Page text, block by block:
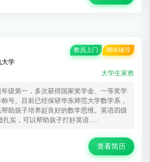
教员上门 网络辅导
大学
大学生家教
级第一，多次获得国家奖学金、一等奖学
号。目前已经保研华东师范大学数学系，
助孩子培养起良好的数学思维。英语四级
扎实，可以帮助孩子打好英语......
查看简历